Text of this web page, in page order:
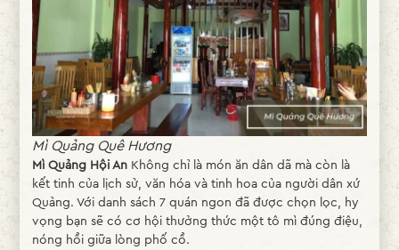
Mì Quảng Quê Hương
Mì Quảng Hội AnKhông chỉ là món ăn dân dã mà còn là
kết tinh của lịch sử, văn hóa và tinh hoa của người dân xứ
Quảng. Với danh sách 7 quán ngon đã được chọn lọc, hy
vọng bạn sẽ có cơ hội thưởng thức một tô mì đúng điệu,
nóng hổi giữa lòng phố cổ.